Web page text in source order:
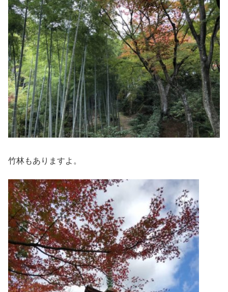
竹林もありますよ。